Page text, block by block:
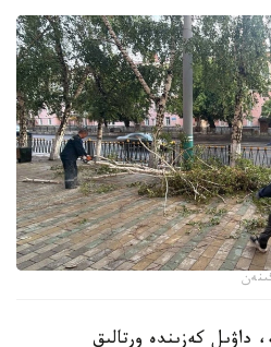
داۋىل كەزىندە ورتالىق